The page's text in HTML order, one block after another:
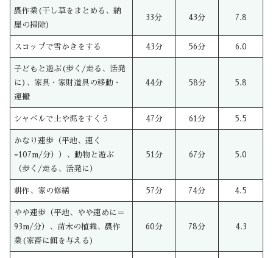
農作業(干し草をまとめる、納
屋の掃除)
33分 43分 7.8
スコップで雪かきをする 43分 56分 6.0
子どもと遊ぶ(歩く/走る、活発
に)、家具・家財道具の移動・
運搬
44分 58分 5.8
シャベルで土や泥をすくう 47分 61分 5.5
かなり速歩（平地、速く
=107m/分））、動物と遊ぶ
（歩く/走る、活発に）
51分 67分 5.0
耕作、家の修繕 57分 74分 4.5
やや速歩（平地、やや速めに＝
93m/分）、苗木の植栽、農作
業(家畜に餌を与える)
60分 78分 4.3